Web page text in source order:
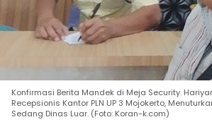
Konfirmasi Berita Mandek di Meja Security.
Recepsionis Kantor PLN UP 3 Mojokerto,
Sedang Dinas Luar. (Foto: Koran-k.com)